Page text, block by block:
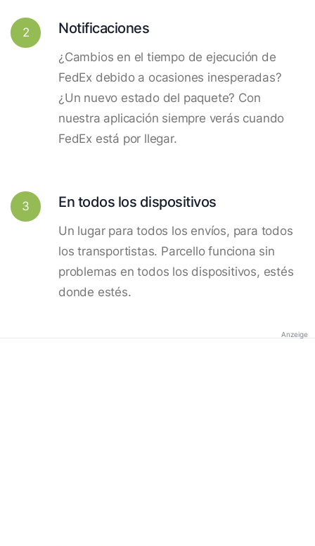
2 Notificaciones
¿Cambios en el tiempo de ejecución de
FedEx debido a ocasiones inesperadas?
¿Un nuevo estado del paquete? Con
nuestra aplicación siempre verás cuando
FedEx está por llegar.
3 En todos los dispositivos
Un lugar para todos los envíos, para todos
los transportistas. Parcello funciona sin
problemas en todos los dispositivos, estés
donde estés.
Anzeige